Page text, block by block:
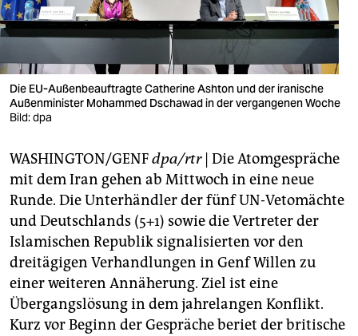
verlag
veranstaltungen
shop
fragen & hilfe
unterstützen
abo
genossenschaft
epaper login
Die EU-Außenbeauftragte Catherine Ashton und der iranische
Außenminister Mohammed Dschawad in der vergangenen Woche
Bild: dpa
WASHINGTON/GENFdpa/rtr| Die Atomgespräche
mit dem Iran gehen ab Mittwoch in eine neue
Runde. Die Unterhändler der fünf UN-Vetomächte
und Deutschlands (5+1) sowie die Vertreter der
Islamischen Republik signalisierten vor den
dreitägigen Verhandlungen in Genf Willen zu
einer weiteren Annäherung. Ziel ist eine
Übergangslösung in dem jahrelangen Konflikt.
Kurz vor Beginn der Gespräche beriet der britische